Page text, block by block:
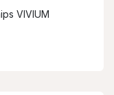
VIVIUM